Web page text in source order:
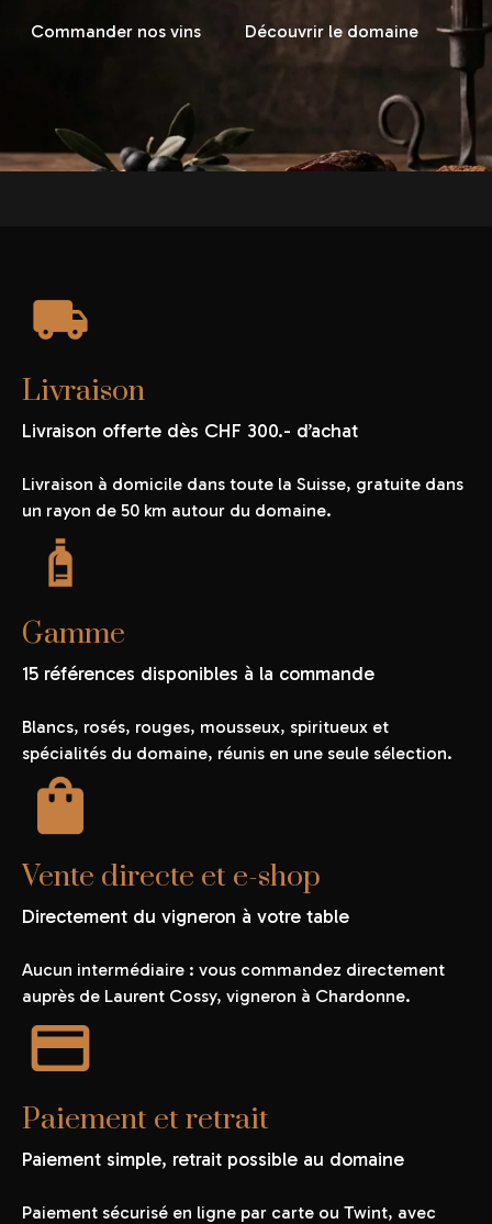
Commander nos vins Découvrir le domaine
Livraison
Livraison offerte dès CHF 300.- d’achat
Livraison à domicile dans toute la Suisse, gratuite dans
un rayon de 50 km autour du domaine.
Gamme
15 références disponibles à la commande
Blancs, rosés, rouges, mousseux, spiritueux et
spécialités du domaine, réunis en une seule sélection.
Vente directe et e-shop
Directement du vigneron à votre table
Aucun intermédiaire : vous commandez directement
auprès de Laurent Cossy, vigneron à Chardonne.
Paiement et retrait
Paiement simple, retrait possible au domaine
Paiement sécurisé en ligne par carte ou Twint, avec